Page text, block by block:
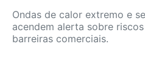
Ondas de calor extremo e
acendem alerta sobre
barreiras comerciais.